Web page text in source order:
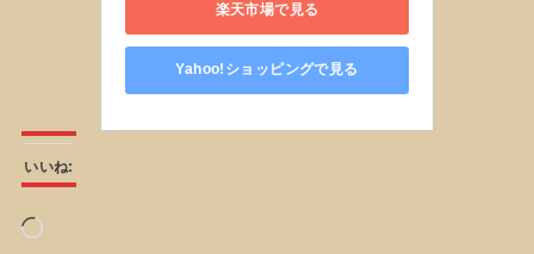
楽天市場で見る
Yahoo!ショッピングで見る
いいね:
読